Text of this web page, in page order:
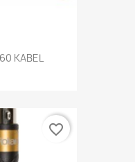
KABEL
favorite_border